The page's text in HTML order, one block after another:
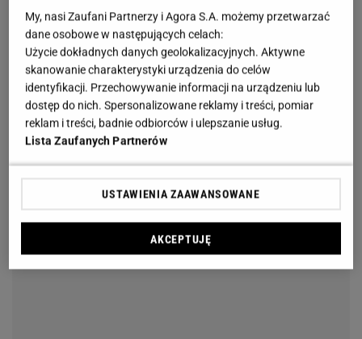
wybór, jeśli zależy ci na higienie i szybkiej
pielęgnacji.
My, nasi Zaufani Partnerzy i Agora S.A. możemy przetwarzać
dane osobowe w następujących celach:
Użycie dokładnych danych geolokalizacyjnych. Aktywne
skanowanie charakterystyki urządzenia do celów
identyfikacji. Przechowywanie informacji na urządzeniu lub
dostęp do nich. Spersonalizowane reklamy i treści, pomiar
reklam i treści, badnie odbiorców i ulepszanie usług.
Lista Zaufanych Partnerów
USTAWIENIA ZAAWANSOWANE
AKCEPTUJĘ